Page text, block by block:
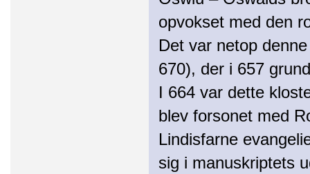
opvokset med den
Det var netop
670), der i 657
I 664 var dette
blev forsonet med
Lindisfarne
sig i manuskriptets